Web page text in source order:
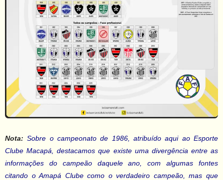
Nota: Sobre o campeonato de 1986, atribuído aqui ao Esporte
Clube Macapá, destacamos que existe uma divergência entre as
informações do campeão daquele ano, com algumas fontes
citando o Amapá Clube como o verdadeiro campeão, mas que